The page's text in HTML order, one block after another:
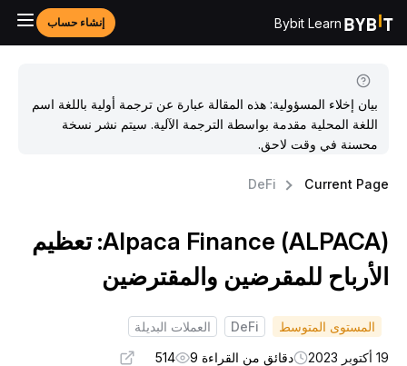
Bybit Learn إنشاء حساب
بيان إخلاء المسؤولية: هذه المقالة عبارة عن ترجمة أولية باللغة اسم
اللغة المحلية مقدمة بواسطة الترجمة الآلية. سيتم نشر نسخة
محسنة في وقت لاحق.
DeFi Current
Alpaca Finance (ALPACA): تعظيم
للمقرضين والمقترضين
المستوى المتوسط DeFi
العملات البديلة
دقائق من القراءة 9 514